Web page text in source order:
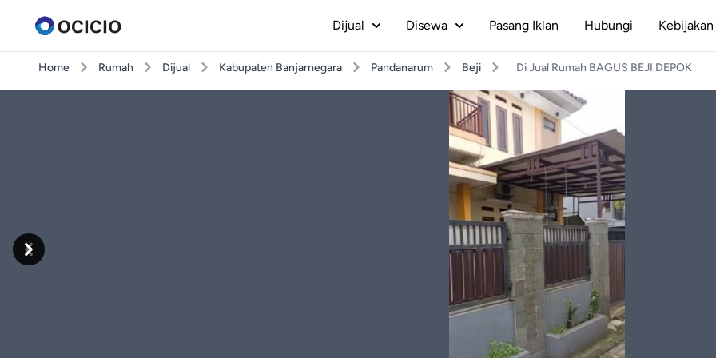
Dijual Disewa Pasang Iklan Hubungi
Home Rumah Dijual Kabupaten Banjarnegara Pandanarum Beji Di Jual Rumah BAGUS BEJI DEPOK
Previous
Next